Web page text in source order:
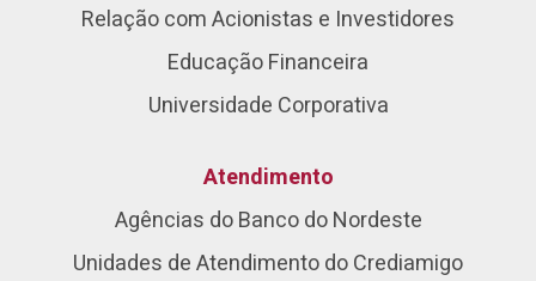
Relação com Acionistas e Investidores
Educação Financeira
Universidade Corporativa
Atendimento
Agências do Banco do Nordeste
Unidades de Atendimento do Crediamigo